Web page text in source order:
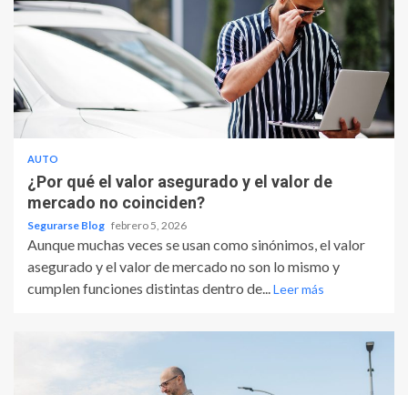
AUTO
¿Por qué el valor asegurado y el valor de
mercado no coinciden?
Segurarse Blog febrero 5, 2026
Aunque muchas veces se usan como sinónimos, el valor
asegurado y el valor de mercado no son lo mismo y
cumplen funciones distintas dentro de...Leer más